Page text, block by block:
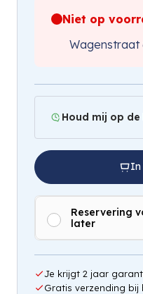
Niet op
Wagenstraat
Houd mij op
Hou
In
Reservering
later
Je krijgt 2 jaar
Gratis verzending bij